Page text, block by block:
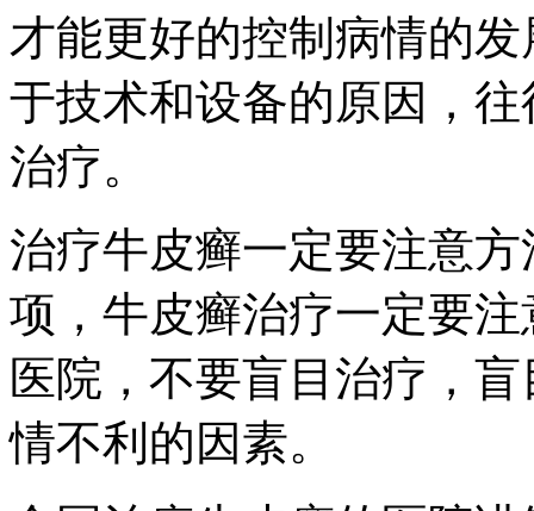
才能更好的控制病情的
于技术和设备的原因，
治疗。
治疗牛皮癣一定要注意
项，牛皮癣治疗一定要
医院，不要盲目治疗，
情不利的因素。